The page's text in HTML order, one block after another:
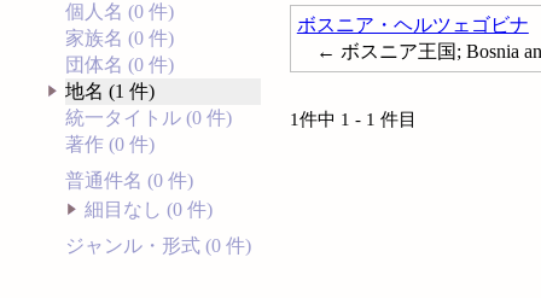
個人名 (0 件)
家族名 (0 件)
団体名 (0 件)
地名 (1 件)
統一タイトル (0 件)
著作 (0 件)
普通件名 (0 件)
細目なし (0 件)
ジャンル・形式 (0 件)
ボスニア・ヘルツェゴビナ
← ボスニア王国; Bosnia
1件中 1 - 1 件目